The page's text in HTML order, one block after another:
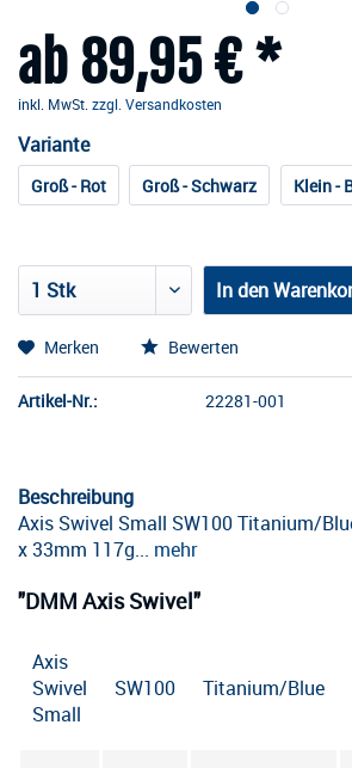
ab 89,95 € *
inkl. MwSt. zzgl. Versandkosten
Variante
Groß - Rot Groß - Schwarz Klein -
In den
Merken Bewerten
Artikel-Nr.: 22281-001
Beschreibung
Axis Swivel Small SW100 Titanium/
x 33mm 117g... mehr
"DMM Axis Swivel"
Axis
Swivel
Small
SW100 Titanium/Blue